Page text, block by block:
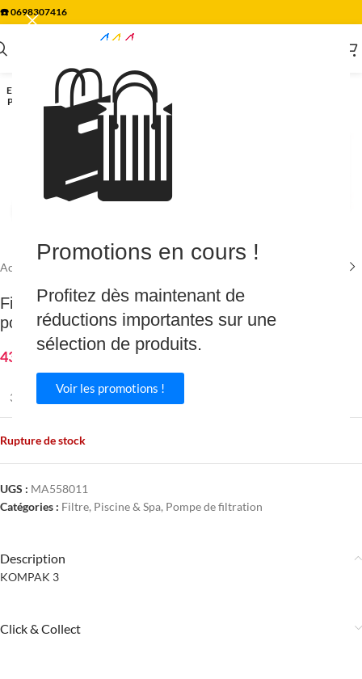
🛍️
Promotions en cours !
Profitez dès maintenant de
réductions importantes sur une
sélection de produits.
Voir les promotions !
☎️0698307416
EN RU
PTUR
Accueil
Filtre KOMPAK REVA 3 – 6M3/HEURE (avec
pompe)
438.69
3509985580110
Rupture de stock
UGS : MA558011
Catégories : Filtre, Piscine & Spa, Pompe de filtration
Description
KOMPAK 3
Click & Collect